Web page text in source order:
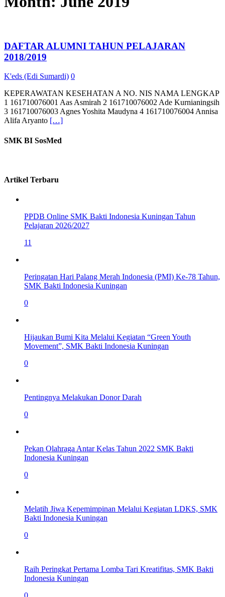
DAFTAR ALUMNI TAHUN PELAJARAN
2018/2019
K'eds (Edi Sumardi) 0
KEPERAWATAN KESEHATAN A NO. NIS NAMA LENGKAP
1 161710076001 Aas Asmirah 2 161710076002 Ade Kurnianingsih
3 161710076003 Agnes Yoshita Maudyna 4 161710076004 Annisa
Alifa Aryanto […]
SMK BI SosMed
Artikel Terbaru
PPDB Online SMK Bakti Indonesia Kuningan Tahun
Pelajaran 2026/2027
11
Peringatan Hari Palang Merah Indonesia (PMI) Ke-78 Tahun,
SMK Bakti Indonesia Kuningan
0
Hijaukan Bumi Kita Melalui Kegiatan “Green Youth
Movement”, SMK Bakti Indonesia Kuningan
0
Pentingnya Melakukan Donor Darah
0
Pekan Olahraga Antar Kelas Tahun 2022 SMK Bakti
Indonesia Kuningan
0
Melatih Jiwa Kepemimpinan Melalui Kegiatan LDKS, SMK
Bakti Indonesia Kuningan
0
Raih Peringkat Pertama Lomba Tari Kreatifitas, SMK Bakti
Indonesia Kuningan